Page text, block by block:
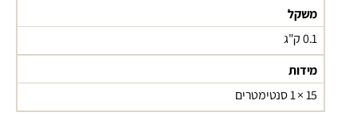
משקל
0.1 ק"ג
מידות
15 × 1 סנטימטרים